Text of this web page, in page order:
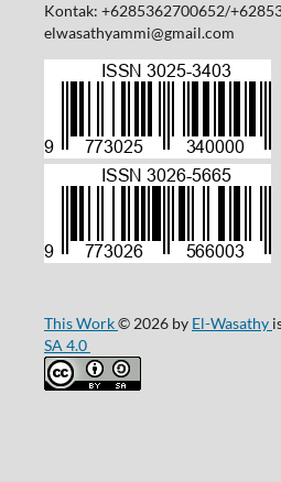
Kontak: +6285362700652/
elwasathyammi@gmail.com
This Work© 2026 by El-Wasathy
SA 4.0